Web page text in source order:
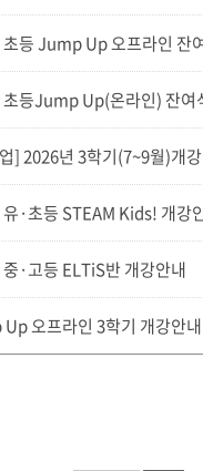
등 Jump Up 오프라인 잔
등Jump Up(온라인) 잔여
] 2026년 3학기(7~9월)개
·초등 STEAM Kids! 개강
·고등 ELTiS반 개강안내
오프라인 3학기 개강안내